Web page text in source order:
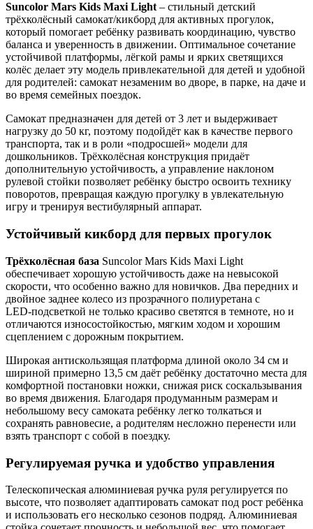
Suncolor Mars Kids Maxi Light– стильный детский
трёхколёсный самокат/кикборд для активных прогулок,
который помогает ребёнку развивать координацию, чувство
баланса и уверенность в движении. Оптимальное сочетание
устойчивой платформы, лёгкой рамы и ярких светящихся
колёс делает эту модель привлекательной для детей и удобной
для родителей: самокат незаменим во дворе, в парке, на даче и
во время семейных поездок.
Самокат предназначен для детей от 3 лет и выдерживает
нагрузку до 50 кг, поэтому подойдёт как в качестве первого
транспорта, так и в роли «подросшей» модели для
дошкольников. Трёхколёсная конструкция придаёт
дополнительную устойчивость, а управление наклоном
рулевой стойки позволяет ребёнку быстро освоить технику
поворотов, превращая каждую прогулку в увлекательную
игру и тренируя вестибулярный аппарат.
Устойчивый кикборд для первых прогулок
Трёхколёсная база Suncolor Mars Kids Maxi Light
обеспечивает хорошую устойчивость даже на невысокой
скорости, что особенно важно для новичков. Два передних и
двойное заднее колесо из прозрачного полиуретана с
LED‑подсветкой не только красиво светятся в темноте, но и
отличаются износостойкостью, мягким ходом и хорошим
сцеплением с дорожным покрытием.
Широкая антискользящая платформа длиной около 34 см и
шириной примерно 13,5 см даёт ребёнку достаточно места для
комфортной постановки ножки, снижая риск соскальзывания
во время движения. Благодаря продуманным размерам и
небольшому весу самоката ребёнку легко толкаться и
сохранять равновесие, а родителям несложно перенести или
взять транспорт с собой в поездку.
Регулируемая ручка и удобство управления
Телескопическая алюминиевая ручка руля регулируется по
высоте, что позволяет адаптировать самокат под рост ребёнка
и использовать его несколько сезонов подряд. Алюминиевая